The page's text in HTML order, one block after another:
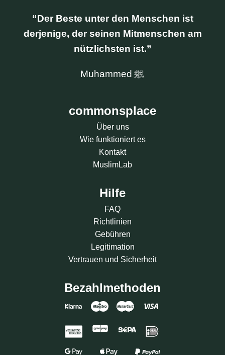
Der Beste unter den Menschen ist
derjenige, der seinen Mitmenschen am
nützlichsten ist.
Muhammed
commonsplace
Über uns
Wie funktioniert es
Kontakt
MuslimLab
Hilfe
FAQ
Richtlinien
Gebühren
Legitimation
Vertrauen und Sicherheit
Bezahlmethoden